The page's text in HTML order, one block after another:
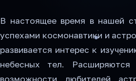
В настоящее время в нашей
успехами космонавтики и
развивается интерес к
небесных тел. Расширяются
возможности любителей